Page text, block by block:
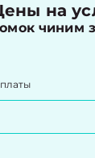
на
чиним